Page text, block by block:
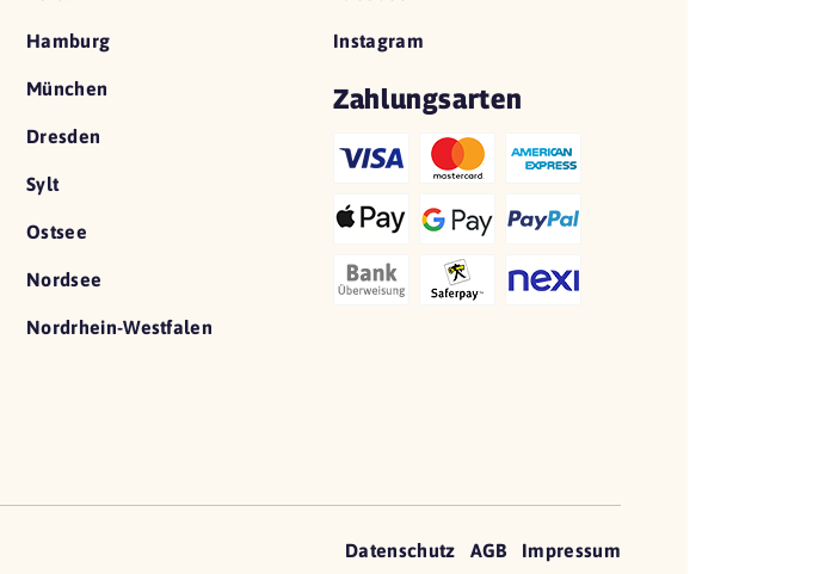
Hamburg
München
Dresden
Sylt
Ostsee
Nordsee
Nordrhein-Westfalen
Instagram
Zahlungsarten
Datenschutz AGB Impressum